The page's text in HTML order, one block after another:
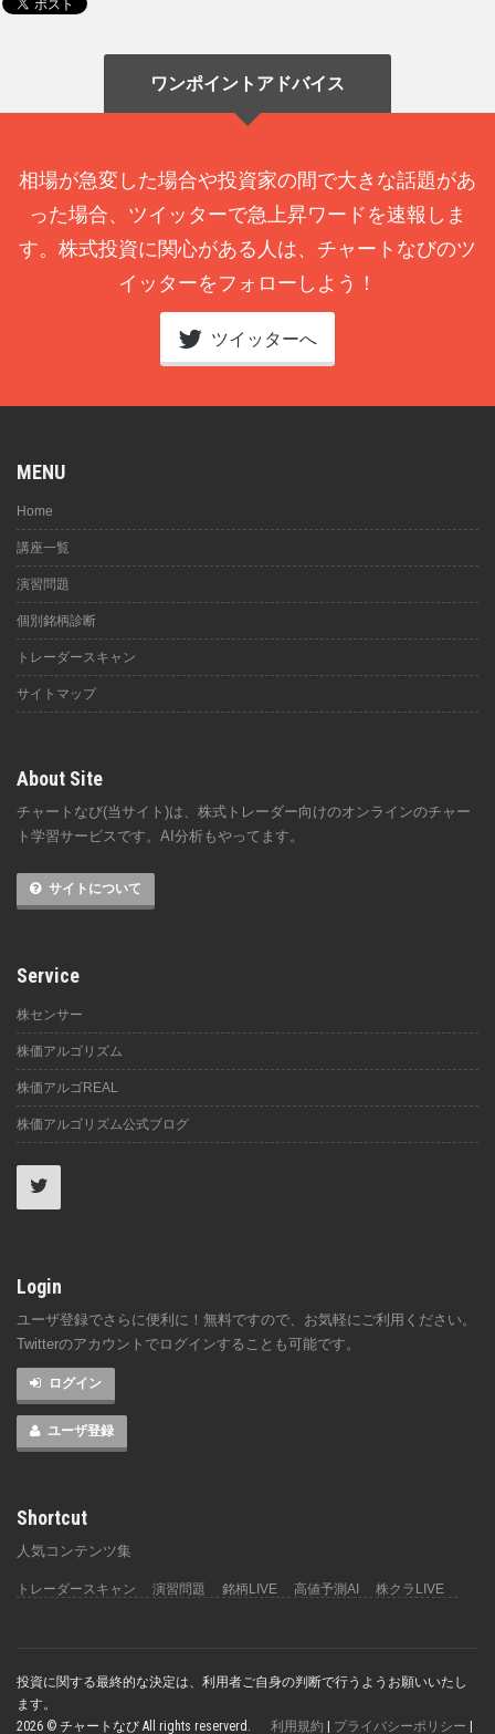
ワンポイントアドバイス
相場が急変した場合や投資家の間で大きな話題があ
った場合、ツイッターで急上昇ワードを速報しま
す。株式投資に関心がある人は、チャートなびのツ
イッターをフォローしよう！
ツイッターへ
MENU
Home
講座一覧
演習問題
個別銘柄診断
トレーダースキャン
サイトマップ
About Site
チャートなび(当サイト)は、株式トレーダー向けのオンラインのチャー
ト学習サービスです。AI分析もやってます。
サイトについて
Service
株センサー
株価アルゴリズム
株価アルゴREAL
株価アルゴリズム公式ブログ
Login
ユーザ登録でさらに便利に！無料ですので、お気軽にご利用ください。
Twitterのアカウントでログインすることも可能です。
ログイン
ユーザ登録
Shortcut
人気コンテンツ集
トレーダースキャン 演習問題 銘柄LIVE 高値予測AI 株クラLIVE
投資に関する最終的な決定は、利用者ご自身の判断で行うようお願いいたし
ます。
2026 © チャートなび All rights reserverd. 利用規約 プライバシーポリシー